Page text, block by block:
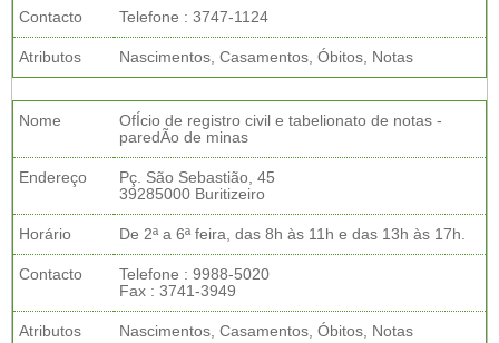
Contacto Telefone : 3747-1124
Atributos Nascimentos, Casamentos, Óbitos, Notas
Nome
OfÍcio de registro civil e tabelionato de notas -
paredÃo de minas
Endereço
Pç. São Sebastião, 45
39285000 Buritizeiro
Horário De 2ª a 6ª feira, das 8h às 11h e das 13h às 17h.
Contacto
Telefone : 9988-5020
Fax : 3741-3949
Atributos Nascimentos, Casamentos, Óbitos, Notas